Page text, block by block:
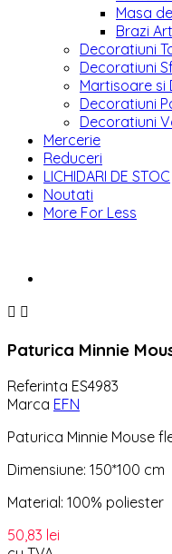
Masa
Brazi
Decoratiuni
Decoratiuni
Martisoare si
Decoratiuni
Decoratiuni
Mercerie
Reduceri
LICHIDARI DE STOC
Noutati
More For Less
 
Paturica Minnie
Referinta ES4983
Marca EFN
Paturica Minnie Mouse
Dimensiune: 150*100 cm
Material: 100% poliester
50,83 lei